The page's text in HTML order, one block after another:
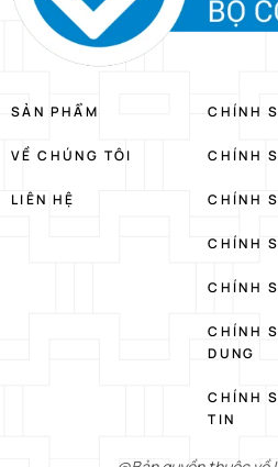
SẢN PHẨM
VỀ CHÚNG TÔI
LIÊN HỆ
CHÍNH
CHÍNH
CHÍNH
CHÍNH
CHÍNH
CHÍNH
DUNG
CHÍNH
TIN